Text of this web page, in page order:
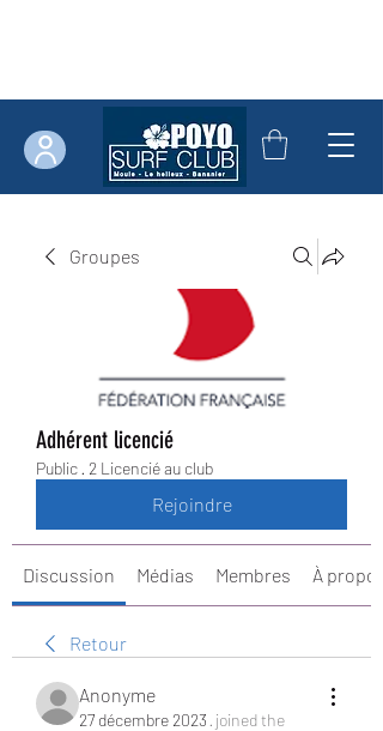
Groupes
Adhérent licencié
Public · 2 Licencié au club
Rejoindre
Discussion Médias Membres À propos
Retour
Anonyme
27 décembre 2023 · joined the